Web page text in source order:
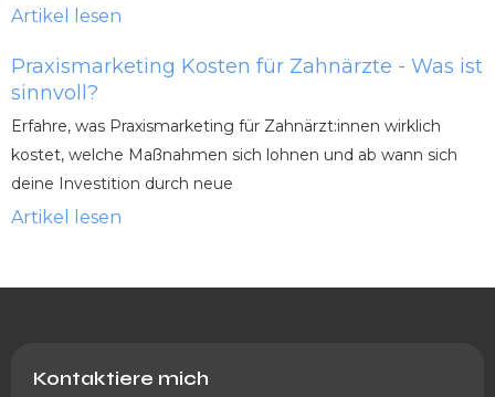
Artikel lesen
Praxismarketing Kosten für Zahnärzte - Was ist
sinnvoll?
Erfahre, was Praxismarketing für Zahnärzt:innen wirklich
kostet, welche Maßnahmen sich lohnen und ab wann sich
deine Investition durch neue
Artikel lesen
Kontaktiere mich